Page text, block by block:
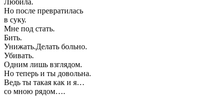
Но после превратилась
в суку.
Мне под стать.
Бить.
Унижать.Делать больно.
Убивать.
Одним лишь взглядом.
Но теперь и ты довольна.
Ведь ты такая как и я…
со мною рядом….